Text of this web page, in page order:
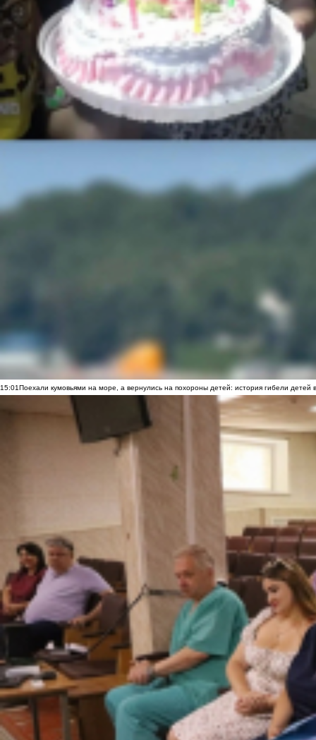
15:01Поехали кумовьями на море, а вернулись на похороны детей: история гибели детей